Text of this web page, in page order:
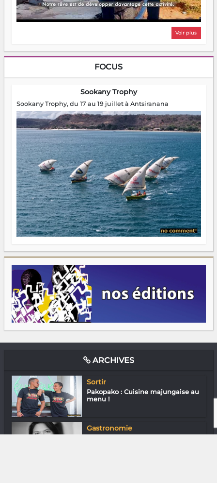
Voir plus
FOCUS
Sookany Trophy
Sookany Trophy, du 17 au 19 juillet à Antsiranana
ARCHIVES
Sortir
Pakopako : Cuisine majungaise au
menu !
Gastronomie